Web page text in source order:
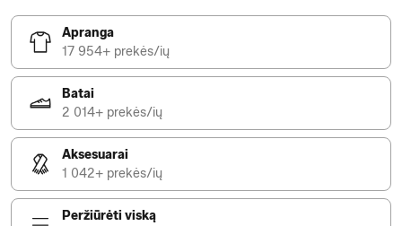
Apranga
17 954+ prekės/ių
Batai
2 014+ prekės/ių
Aksesuarai
1 042+ prekės/ių
Peržiūrėti viską